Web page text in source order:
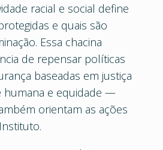
racial e social define
e quais são
Essa chacina
de repensar políticas
baseadas em justiça
humana e equidade —
orientam as ações